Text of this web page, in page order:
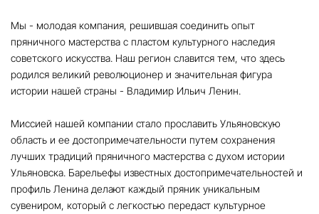
Мы - молодая компания, решившая соединить опыт
пряничного мастерства с пластом культурного наследия
советского искусства. Наш регион славится тем, что здесь
родился великий революционер и значительная фигура
истории нашей страны - Владимир Ильич Ленин.
Миссией нашей компании стало прославить Ульяновскую
область и ее достопримечательности путем сохранения
лучших традиций пряничного мастерства с духом истории
Ульяновска. Барельефы известных достопримечательностей и
профиль Ленина делают каждый пряник уникальным
сувениром, который с легкостью передаст культурное